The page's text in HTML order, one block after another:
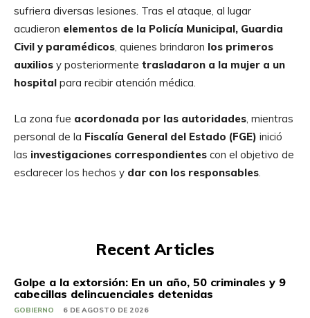
sufriera diversas lesiones. Tras el ataque, al lugar
acudieron elementos de la Policía Municipal, Guardia
Civil y paramédicos, quienes brindaron los primeros
auxilios y posteriormente trasladaron a la mujer a un
hospital para recibir atención médica.
La zona fue acordonada por las autoridades, mientras
personal de la Fiscalía General del Estado (FGE) inició
las investigaciones correspondientes con el objetivo de
esclarecer los hechos y dar con los responsables.
Recent Articles
Golpe a la extorsión: En un año, 50 criminales y 9
cabecillas delincuenciales detenidas
GOBIERNO 6 DE AGOSTO DE 2026